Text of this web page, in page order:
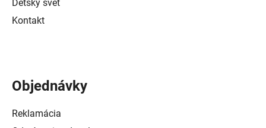
Detský svet
Kontakt
Objednávky
Reklamácia